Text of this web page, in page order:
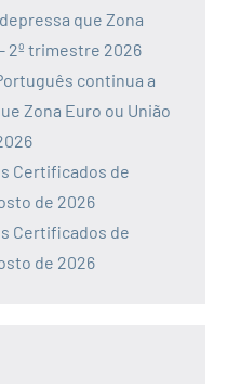
que Zona
2º trimestre 2026
continua a
Zona Euro ou União
Certificados de
de 2026
Certificados de
de 2026